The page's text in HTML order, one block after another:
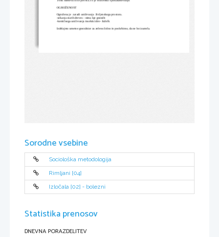
OGROŽENOST
Ogrožena je  zaradi uničevanja  življenskega prostora.
-sekanja starih dreves - nima kje gnezdit
-kemičnega uničevanja insekticidov- žuželk
Izdelajmo umetne gnezdnice za zeleno žolno in poskrbimo, da ne bo izumrla.
Sorodne vsebine
Sociološka metodologija
Rimljani [04]
Izločala [02] - bolezni
Statistika prenosov
DNEVNA PORAZDELITEV